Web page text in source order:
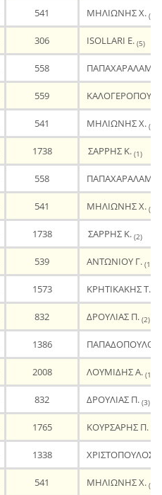
541 ΜΗΛΙΩΝΗΣ Χ.(4)
306 ISOLLARI E.(5)
558
559
541 ΜΗΛΙΩΝΗΣ Χ.(5)
1738 ΣΑΡΡΗΣ Κ.(1)
558
541 ΜΗΛΙΩΝΗΣ Χ.(6)
1738 ΣΑΡΡΗΣ Κ.(2)
539 ΑΝΤΩΝΙΟΥ Γ.(1)
1573 ΚΡΗΤΙΚΑΚΗΣ Τ.
832 ΔΡΟΥΛΙΑΣ Π.(2)
1386 ΠΑΠΑΔΟΠΟΥΛΟΣ
2008 ΛΟΥΜΙΔΗΣ Α.(1)
832 ΔΡΟΥΛΙΑΣ Π.(3)
1765 ΚΟΥΡΣΑΡΗΣ Π.
1338 ΧΡΙΣΤΟΠΟΥΛΟΣ
541 ΜΗΛΙΩΝΗΣ Χ.(7)